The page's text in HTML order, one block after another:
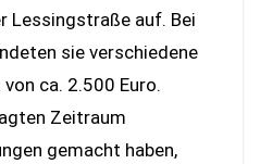
Lessingstraße auf. Bei
sie verschiedene
ca. 2.500 Euro.
Zeitraum
gemacht haben,